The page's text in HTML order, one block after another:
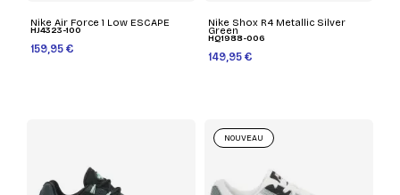
Nike Air Force 1 Low ESCAPE
HJ4323-100
159,95 €
Nike Shox R4 Metallic Silver
Green
HQ1988-006
149,95 €
NOUVEAU